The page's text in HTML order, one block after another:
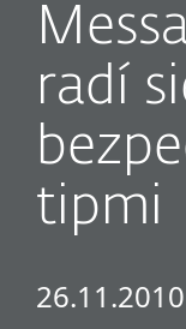
radí
tipmi
26.11.2010